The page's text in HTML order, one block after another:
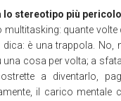
lo stereotipo più
multitasking: quante
dica: è una trappola.
cosa per volta; a
a diventarlo,
il carico mentale